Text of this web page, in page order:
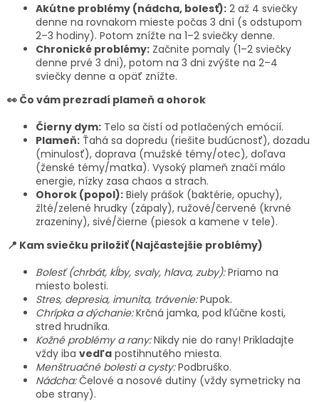
Akútne problémy (nádcha, bolesť): 2 až 4 sviečky
denne na rovnakom mieste počas 3 dní (s odstupom
2–3 hodiny). Potom znížte na 1–2 sviečky denne.
Chronické problémy: Začnite pomaly (1–2 sviečky
denne prvé 3 dni), potom na 3 dni zvýšte na 2–4
sviečky denne a opäť znížte.
👀 Čo vám prezradí plameň a ohorok
Čierny dym: Telo sa čistí od potlačených emócií.
Plameň: Ťahá sa dopredu (riešite budúcnosť), dozadu
(minulosť), doprava (mužské témy/otec), doľava
(ženské témy/matka). Vysoký plameň značí málo
energie, nízky zasa chaos a strach.
Ohorok (popol): Biely prášok (baktérie, opuchy),
žlté/zelené hrudky (zápaly), ružové/červené (krvné
zrazeniny), sivé/čierne (piesok a kamene v tele).
📍 Kam sviečku priložiť (Najčastejšie problémy)
Bolesť (chrbát, kĺby, svaly, hlava, zuby): Priamo na
miesto bolesti.
Stres, depresia, imunita, trávenie: Pupok.
Chrípka a dýchanie: Krčná jamka, pod kľúčne kosti,
stred hrudníka.
Kožné problémy a rany: Nikdy nie do rany! Prikladajte
vždy iba vedľa postihnutého miesta.
Menštruačné bolesti a cysty: Podbruško.
Nádcha: Čelové a nosové dutiny (vždy symetricky na
obe strany).